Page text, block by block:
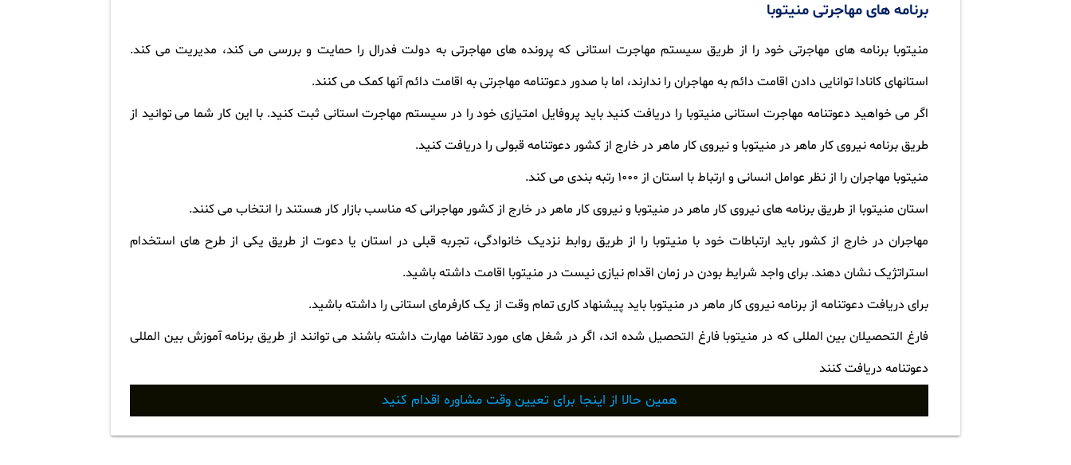
برنامه های مهاجرتی منیتوبا
منیتوبا برنامه های مهاجرتی خود را از طریق سیستم مهاجرت استانی که پرونده های مهاجرتی به دولت فدرال را حمایت و بررسی می کند، مدیریت می کند.
استانهای کانادا توانایی دادن اقامت دائم به مهاجران را ندارند، اما با صدور دعوتنامه مهاجرتی به اقامت دائم آنها کمک می کنند.
اگر می خواهید دعوتنامه مهاجرت استانی منیتوبا را دریافت کنید باید پروفایل امتیازی خود را در سیستم مهاجرت استانی ثبت کنید. با این کار شما می توانید از
طریق برنامه نیروی کار ماهر در منیتوبا و نیروی کار ماهر در خارج از کشور دعوتنامه قبولی را دریافت کنید.
منیتوبا مهاجران را از نظر عوامل انسانی و ارتباط با استان از 1000 رتبه بندی می کند.
استان منیتوبا از طریق برنامه های نیروی کار ماهر در منیتوبا و نیروی کار ماهر در خارج از کشور مهاجرانی که مناسب بازار کار هستند را انتخاب می کنند.
مهاجران در خارج از کشور باید ارتباطات خود با منیتوبا را از طریق روابط نزدیک خانوادگی، تجربه قبلی در استان یا دعوت از طریق یکی از طرح های استخدام
استراتژیک نشان دهند. برای واجد شرایط بودن در زمان اقدام نیازی نیست در منیتوبا اقامت داشته باشید.
برای دریافت دعوتنامه از برنامه نیروی کار ماهر در منیتوبا باید پیشنهاد کاری تمام وقت از یک کارفرمای استانی را داشته باشید.
فارغ التحصیلان بین المللی که در منیتوبا فارغ التحصیل شده اند، اگر در شغل های مورد تقاضا مهارت داشته باشند می توانند از طریق برنامه آموزش بین المللی
دعوتنامه دریافت کنند
همین حالا از اینجا برای تعیین وقت مشاوره اقدام کنید